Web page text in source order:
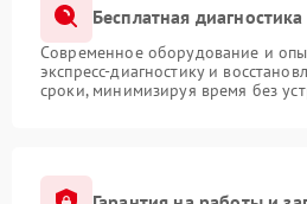
Бесплатная
Современное оборудование и
экспресс-диагностику и
сроки, минимизируя время без